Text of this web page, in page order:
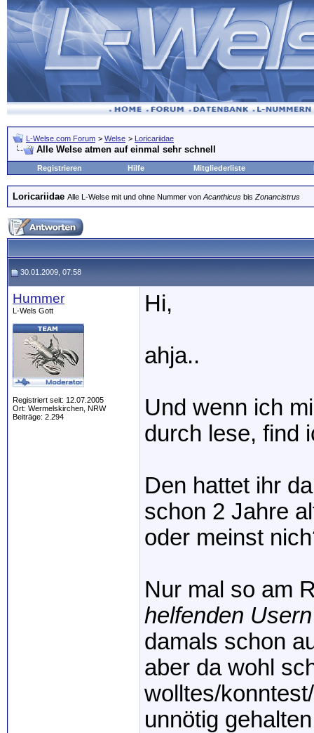
L-Welse.com Forum > Welse > Loricariidae
Alle Welse atmen auf einmal sehr schnell
Registrieren Hilfe Mitgliederliste
Loricariidae Alle L-Welse mit und ohne Nummer von Acanthicus bis Zonancistrus
30.01.2009, 07:58
Hummer
L-Wels Gott
Registriert seit: 12.07.2005
Ort: Wermelskirchen, NRW
Beiträge: 2.294
Hi,
ahja..
Und wenn ich
durch lese, find
Den hattet ihr
schon 2 Jahre
oder meinst
Nur mal so am
helfenden Usern
damals schon
aber da wohl
wolltes/
unnötig